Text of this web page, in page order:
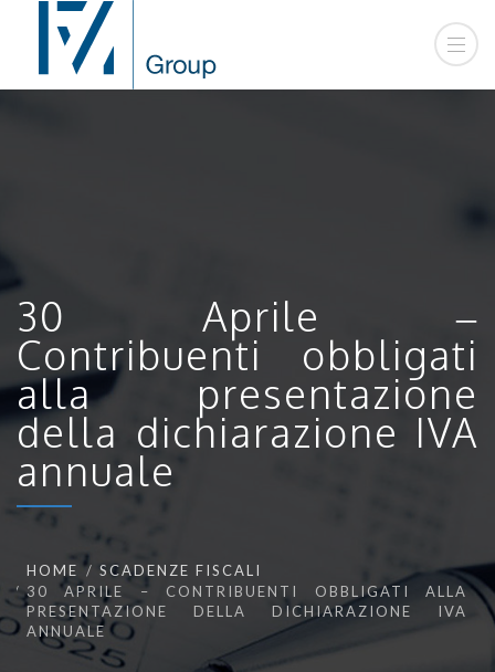
30 Aprile –
Contribuenti obbligati
alla presentazione
della dichiarazione IVA
annuale
HOME
SCADENZE FISCALI
30 APRILE – CONTRIBUENTI OBBLIGATI ALLA
PRESENTAZIONE DELLA DICHIARAZIONE IVA
ANNUALE